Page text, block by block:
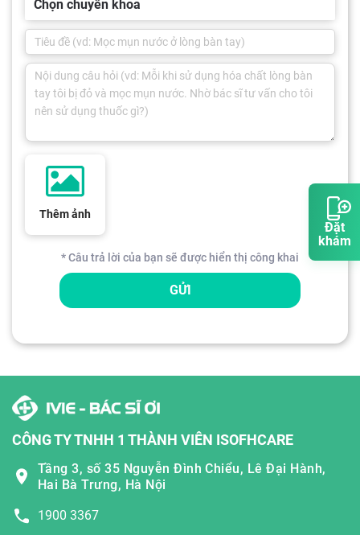
Đặt
khám
Chọn chuyên khoa
Thêm ảnh
* Câu trả lời của bạn sẽ được hiển thị công khai
GỬI
CÔNG TY TNHH 1 THÀNH VIÊN ISOFHCARE
Tầng 3, số 35 Nguyễn Đình Chiểu, Lê Đại Hành,
Hai Bà Trưng, Hà Nội
1900 3367